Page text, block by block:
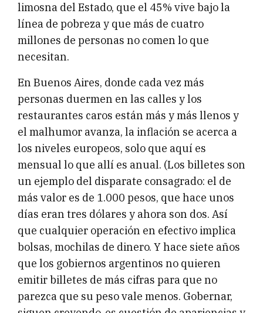
limosna del Estado, que el 45% vive bajo la
línea de pobreza y que más de cuatro
millones de personas no comen lo que
necesitan.
En Buenos Aires, donde cada vez más
personas duermen en las calles y los
restaurantes caros están más y más llenos y
el malhumor avanza, la inflación se acerca a
los niveles europeos, solo que aquí es
mensual lo que allí es anual. (Los billetes son
un ejemplo del disparate consagrado: el de
más valor es de 1.000 pesos, que hace unos
días eran tres dólares y ahora son dos. Así
que cualquier operación en efectivo implica
bolsas, mochilas de dinero. Y hace siete años
que los gobiernos argentinos no quieren
emitir billetes de más cifras para que no
parezca que su peso vale menos. Gobernar,